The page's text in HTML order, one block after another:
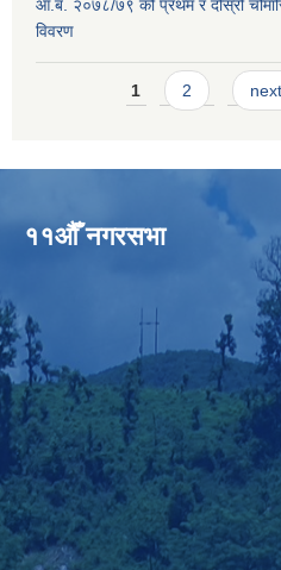
आ.ब. २०७८/७९ को प्रथम र दोस्रो
विवरण
Pages1 2
११औँ नगरसभा